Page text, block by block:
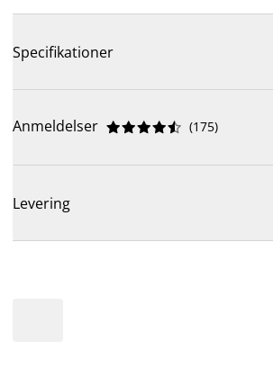
Specifikationer
Anmeldelser 




 (175)
Levering